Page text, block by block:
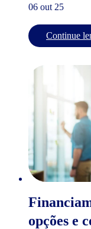
06 out 25
Continue
opções e